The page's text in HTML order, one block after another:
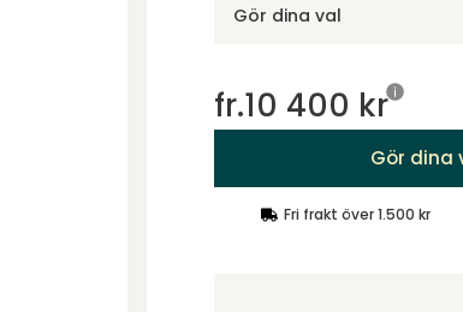
Gör dina val
fr.10 400 kr
Gör dina
Fri frakt över 1.500 kr